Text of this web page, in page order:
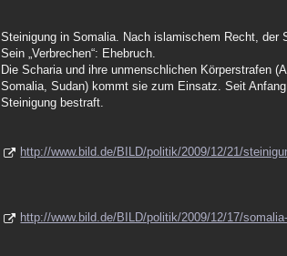
Steinigung in Somalia. Nach islamischem Recht, der
Sein „Verbrechen“: Ehebruch.
Die Scharia und ihre unmenschlichen Körperstrafen
Somalia, Sudan) kommt sie zum Einsatz. Seit
Steinigung bestraft.
http://www.bild.de/BILD/politik/2009/12/21/
http://www.bild.de/BILD/politik/2009/12/17/